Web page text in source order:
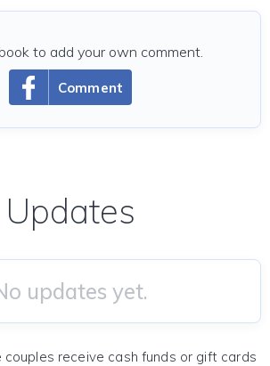
Comment
to add your own comment.
Updates
updates yet.
receive cash funds or gift cards